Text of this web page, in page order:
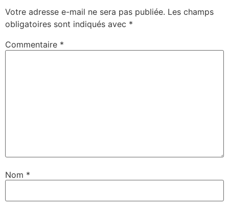
Votre adresse e-mail ne sera pas publiée. Les champs
obligatoires sont indiqués avec *
Commentaire *
Nom *